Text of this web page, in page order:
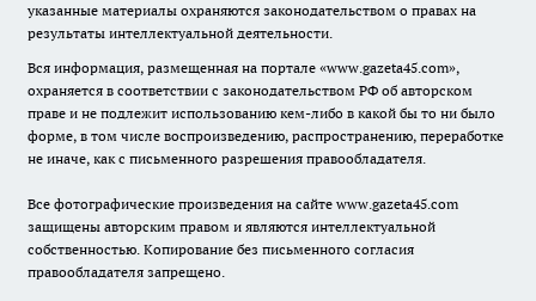
указанные материалы охраняются законодательством о правах на
результаты интеллектуальной деятельности.
Вся информация, размещенная на портале «www.gazeta45.com»,
охраняется в соответствии с законодательством РФ об авторском
праве и не подлежит использованию кем-либо в какой бы то ни было
форме, в том числе воспроизведению, распространению, переработке
не иначе, как с письменного разрешения правообладателя.
Все фотографические произведения на сайте www.gazeta45.com
защищены авторским правом и являются интеллектуальной
собственностью. Копирование без письменного согласия
правообладателя запрещено.